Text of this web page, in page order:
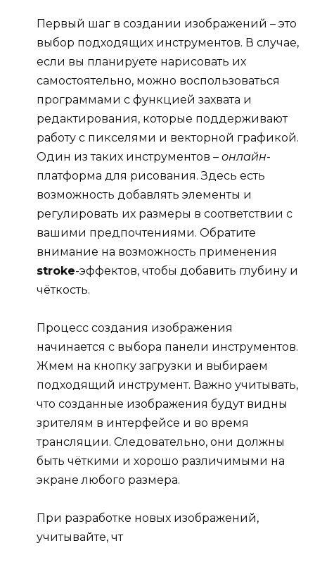
Первый шаг в создании изображений – это
выбор подходящих инструментов. В случае,
если вы планируете нарисовать их
самостоятельно, можно воспользоваться
программами с функцией захвата и
редактирования, которые поддерживают
работу с пикселями и векторной графикой.
Один из таких инструментов – онлайн-
платформа для рисования. Здесь есть
возможность добавлять элементы и
регулировать их размеры в соответствии с
вашими предпочтениями. Обратите
внимание на возможность применения
stroke-эффектов, чтобы добавить глубину и
чёткость.
Процесс создания изображения
начинается с выбора панели инструментов.
Жмем на кнопку загрузки и выбираем
подходящий инструмент. Важно учитывать,
что созданные изображения будут видны
зрителям в интерфейсе и во время
трансляции. Следовательно, они должны
быть чёткими и хорошо различимыми на
экране любого размера.
При разработке новых изображений,
учитывайте, чт